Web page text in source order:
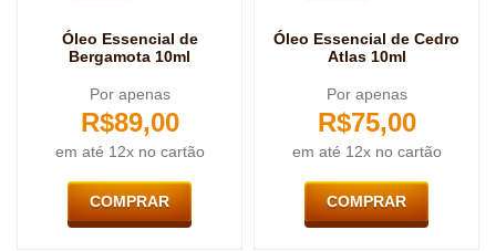
Óleo Essencial de
Bergamota 10ml
Por apenas
R$89,00
em até 12x no cartão
COMPRAR
Óleo Essencial de Cedro
Atlas 10ml
Por apenas
R$75,00
em até 12x no cartão
COMPRAR